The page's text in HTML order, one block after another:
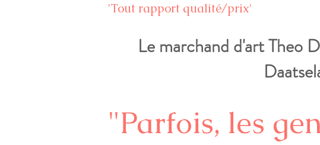
'Tout rapport qualité/prix'
Le marchand d'art Theo
"Parfois, les